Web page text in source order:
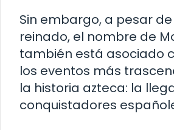
Sin embargo, a pesar
reinado, el nombre de
también está asociado
los eventos más
la historia azteca: la
conquistadores